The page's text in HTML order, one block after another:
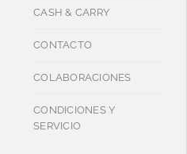
CASH & CARRY
CONTACTO
COLABORACIONES
CONDICIONES Y
SERVICIO